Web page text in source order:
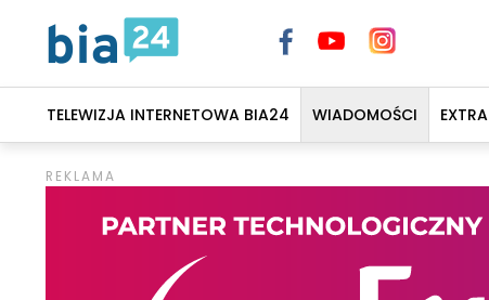
TELEWIZJA INTERNETOWA BIA24 WIADOMOŚCI EXTRA